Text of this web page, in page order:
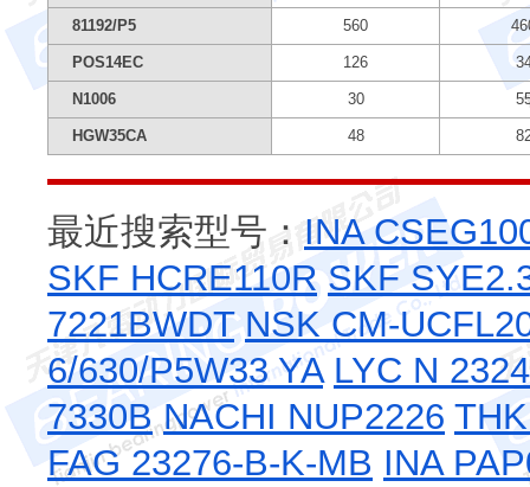
81192/P5 560
POS14EC 126
N1006 30
HGW35CA 48
最近搜索型号： INA
SKF HCRE110R SKF
7221BWDT NSK CM-
6/630/P5W33 YA LYC N
7330B NACHI NUP2226
FAG 23276-B-K-MB INA